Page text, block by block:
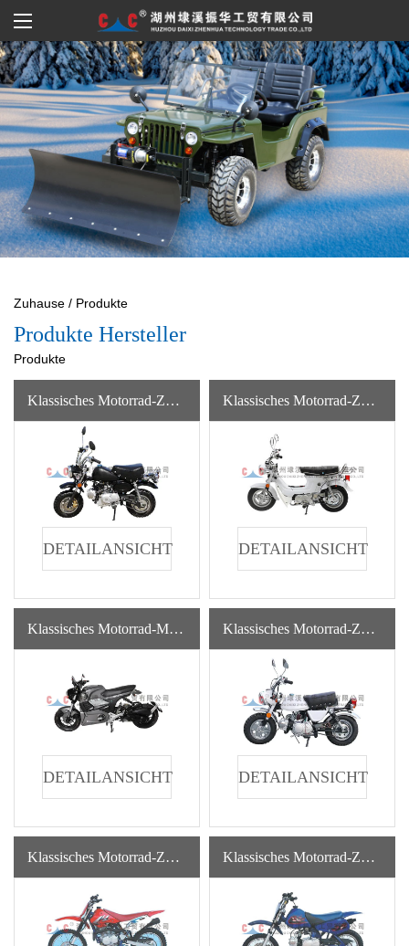
Zuhause / Produkte
Produkte Hersteller
Produkte
Klassisches Motorrad-ZH-SR125
DETAILANSICHT
Klassisches Motorrad-ZH-C Weit Verbreitetes Neues Gasbetriebenes Benzinmotorrad Mit Hoher Qualität
DETAILANSICHT
Klassisches Motorrad-M6 Einzigartiges Design Heißer Verkauf Marken-Gas-Motorrad-Benzin Für Erwachsene
DETAILANSICHT
Klassisches Motorrad-ZH-SR50-4L
DETAILANSICHT
Klassisches Motorrad-ZH-150Y Klassisches Motorrad-ZH-70Y Fabrikverkauf Verschiedene Hochgeschwindigkeits-Benzin-Monkeybike-Klassiker-Motorräder